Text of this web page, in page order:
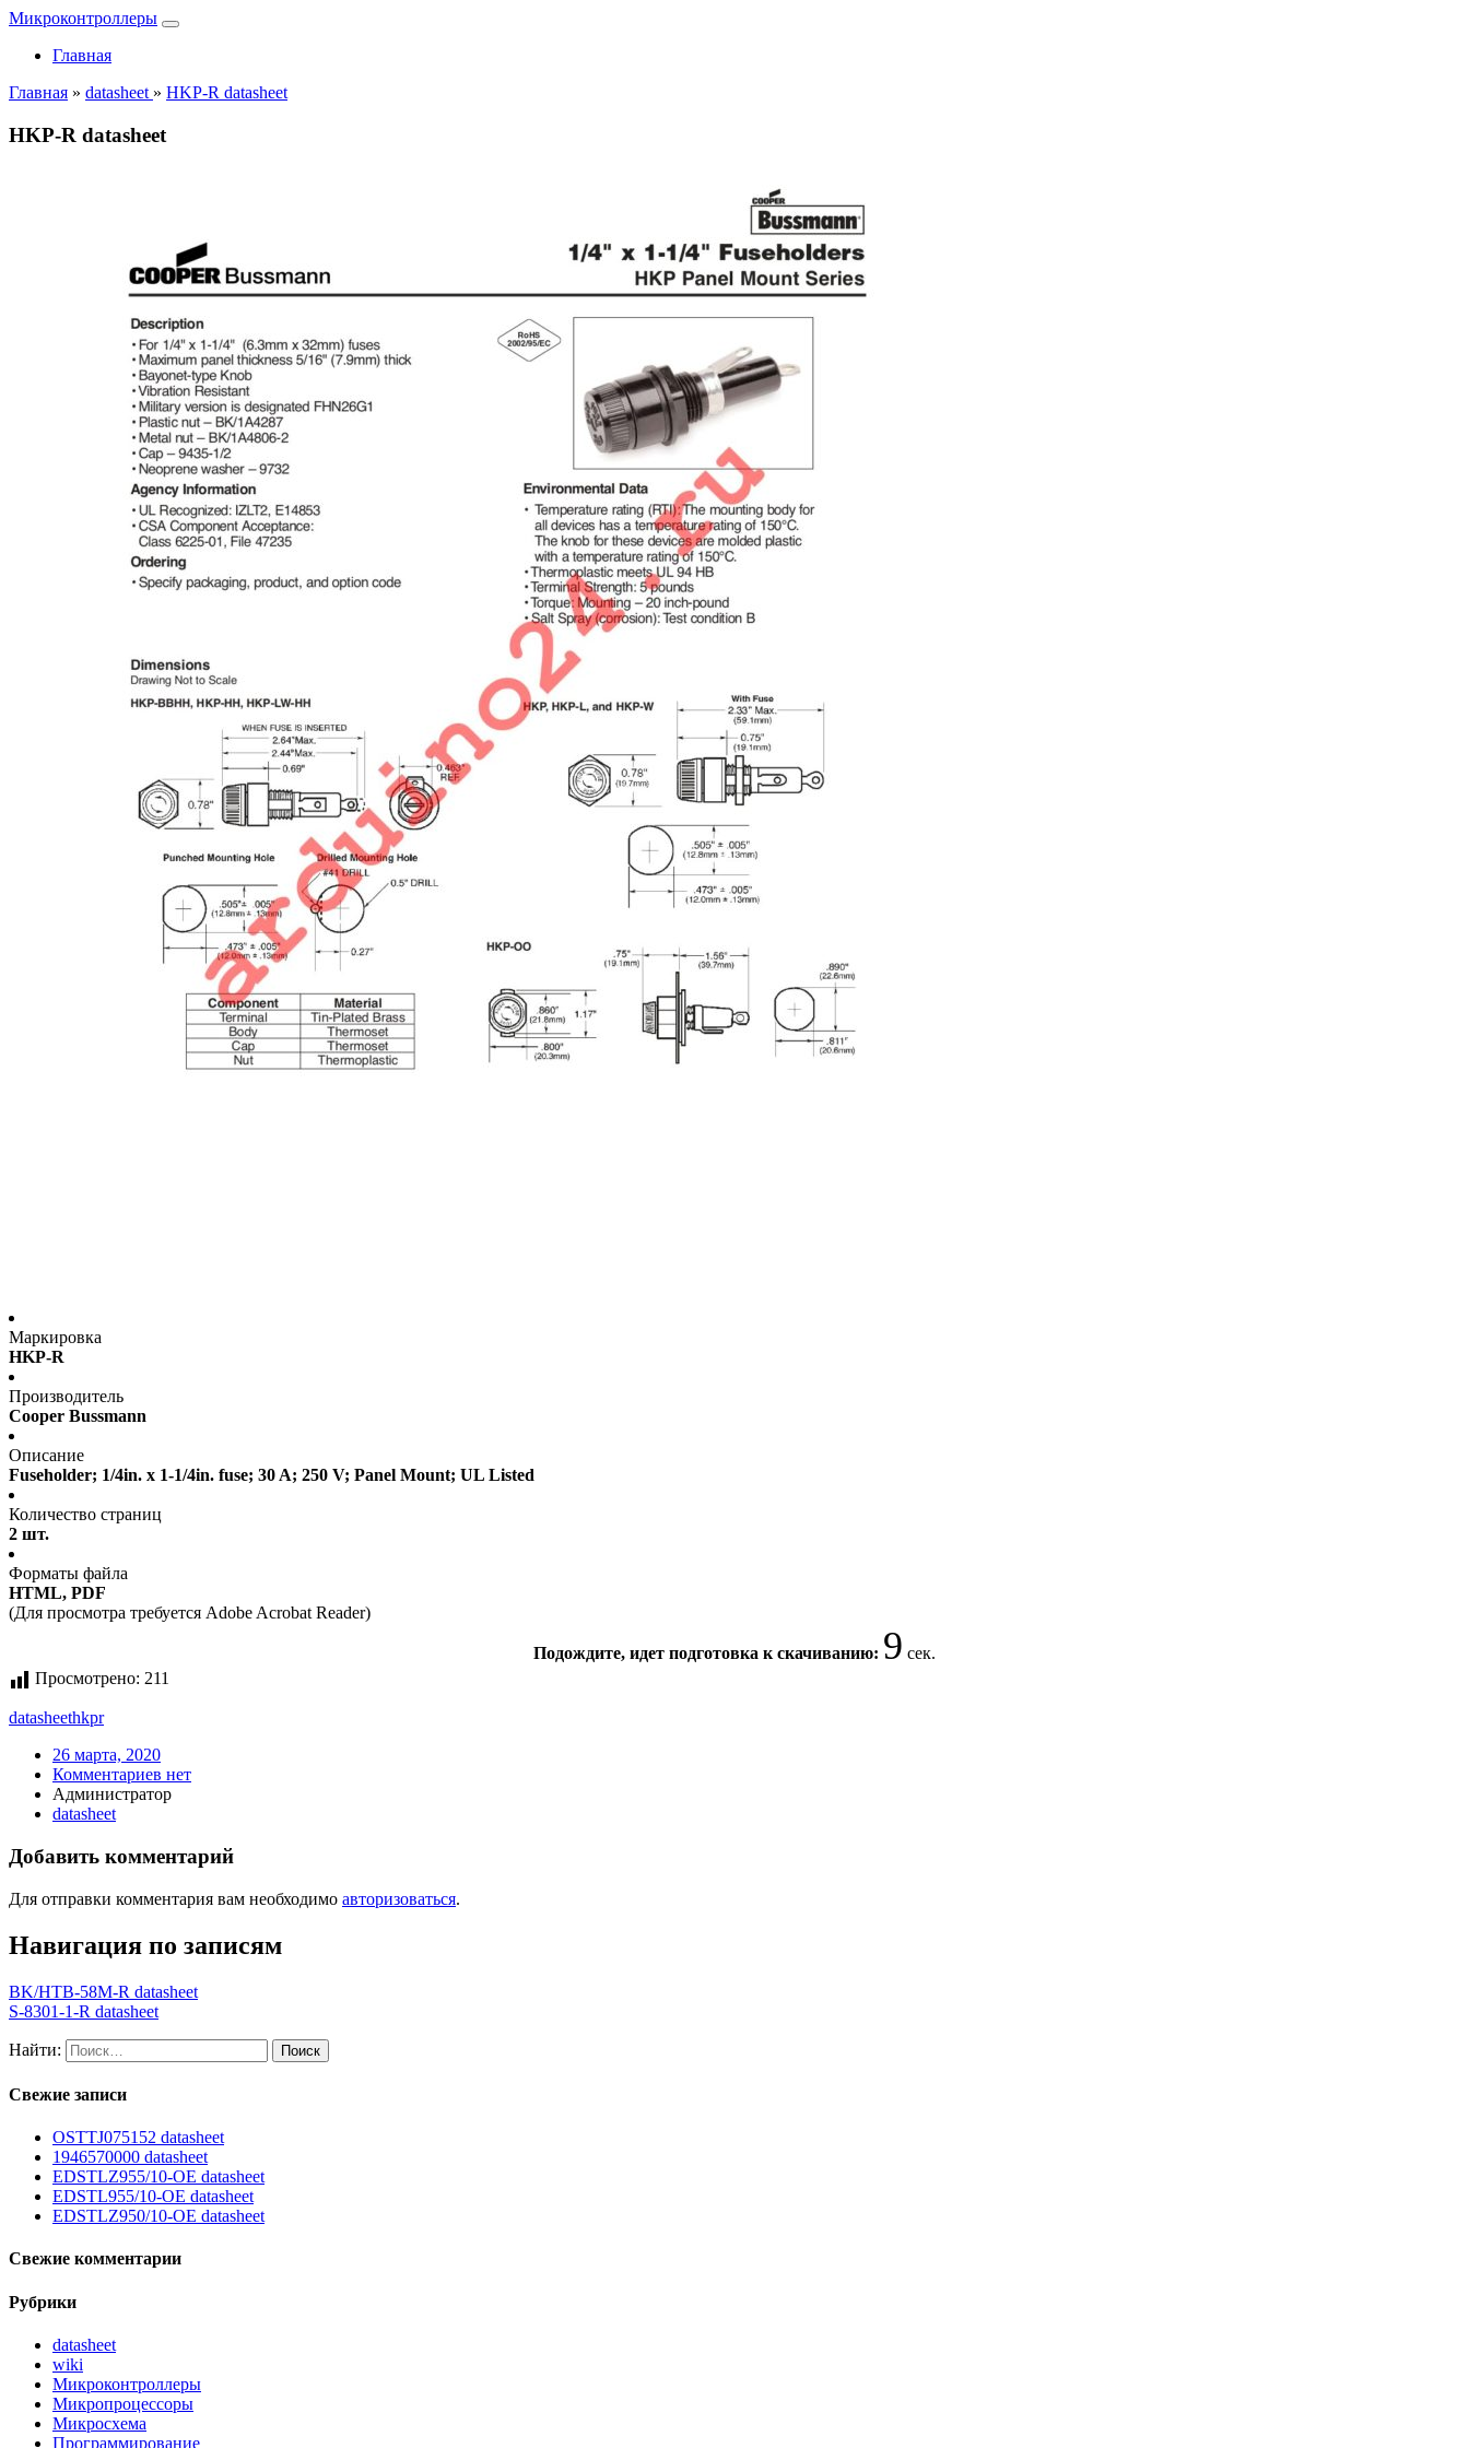
Микроконтроллеры
Главная
Главная » datasheet » HKP-R datasheet
HKP-R datasheet
Маркировка
HKP-R
Производитель
Cooper Bussmann
Описание
Fuseholder; 1/4in. x 1-1/4in. fuse; 30 A; 250 V; Panel Mount; UL Listed
Количество страниц
2 шт.
Форматы файла
HTML, PDF
(Для просмотра требуется Adobe Acrobat Reader)
Подождите, идет подготовка к скачиванию: 8 сек.
Просмотрено: 211
datasheethkpr
26 марта, 2020
Комментариев нет
Администратор
datasheet
Добавить комментарий
Для отправки комментария вам необходимо авторизоваться.
Навигация по записям
BK/HTB-58M-R datasheet
S-8301-1-R datasheet
Найти:
Свежие записи
OSTTJ075152 datasheet
1946570000 datasheet
EDSTLZ955/10-OE datasheet
EDSTL955/10-OE datasheet
EDSTLZ950/10-OE datasheet
Свежие комментарии
Рубрики
datasheet
wiki
Микроконтроллеры
Микропроцессоры
Микросхема
Программирование